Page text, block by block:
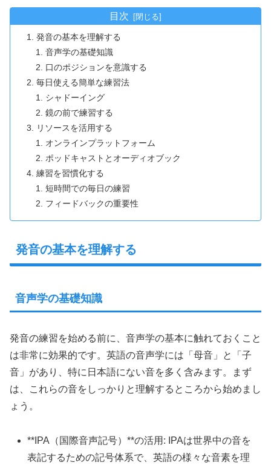
目次
発音の基本を理解する
音声学の基礎知識
口のポジションを意識する
毎日使える簡単な練習法
シャドーイング
鏡の前で練習する
リソースを活用する
オンラインプラットフォーム
ポッドキャストとオーディオブック
練習を習慣化する
短時間での毎日の練習
フィードバックの重要性
発音の基本を理解する
音声学の基礎知識
発音の練習を始める前に、音声学の基本に触れておくこと
は非常に効果的です。英語の音声学には「母音」と「子
音」があり、特に日本語にない音を多く含みます。まず
は、これらの音をしっかりと理解するところから始めまし
ょう。
**IPA（国際音声記号）**の活用: IPAは世界中の音を
表記するための記号体系で、英語の様々な音素を理